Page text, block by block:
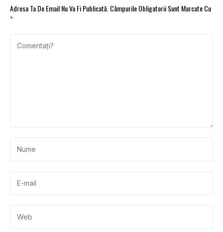
Adresa Ta De Email Nu Va Fi Publicată. Câmpurile Obligatorii Sunt Marcate Cu
*